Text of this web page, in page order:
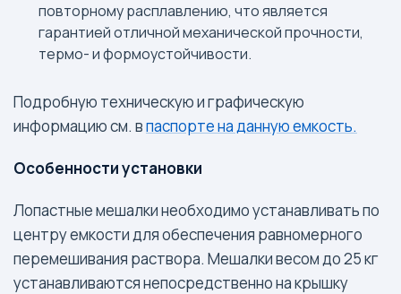
повторному расплавлению, что является
гарантией отличной механической прочности,
термо- и формоустойчивости.
Подробную техническую и графическую
информацию см. впаспорте на данную емкость.
Особенности установки
Лопастные мешалки необходимо устанавливать по
центру емкости для обеспечения равномерного
перемешивания раствора. Мешалки весом до 25 кг
устанавливаются непосредственно на крышку